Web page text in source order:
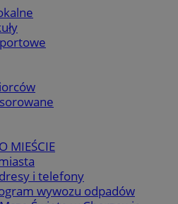
MIEŚCIE
i telefony
wywozu odpadów